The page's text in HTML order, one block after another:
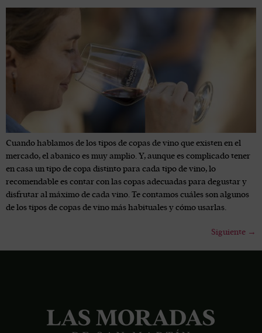
Cuando hablamos de los tipos de copas de vino que existen en el
mercado, el abanico es muy amplio. Y, aunque es complicado tener
en casa un tipo de copa distinto para cada tipo de vino, lo
recomendable es contar con las copas adecuadas para degustar y
disfrutar al máximo de cada vino. Te contamos cuáles son algunos
de los tipos de copas de vino más habituales y cómo usarlas.
Siguiente →